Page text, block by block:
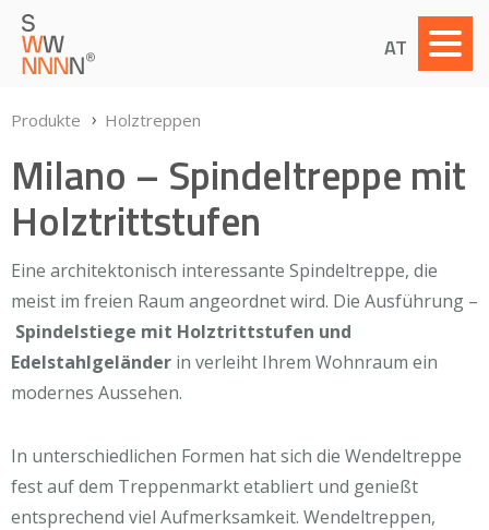
AT
Produkte Holztreppen
Milano – Spindeltreppe mit
Holztrittstufen
Eine architektonisch interessante Spindeltreppe, die
meist im freien Raum angeordnet wird. Die Ausführung –
Spindelstiege mit Holztrittstufen und
Edelstahlgeländer in verleiht Ihrem Wohnraum ein
modernes Aussehen.
In unterschiedlichen Formen hat sich die Wendeltreppe
fest auf dem Treppenmarkt etabliert und genießt
entsprechend viel Aufmerksamkeit. Wendeltreppen,